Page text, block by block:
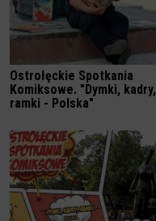
Ostrołęckie Spotkania
Komiksowe. "Dymki, kadry,
ramki - Polska"